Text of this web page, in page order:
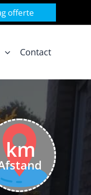
offerte
Contact
km